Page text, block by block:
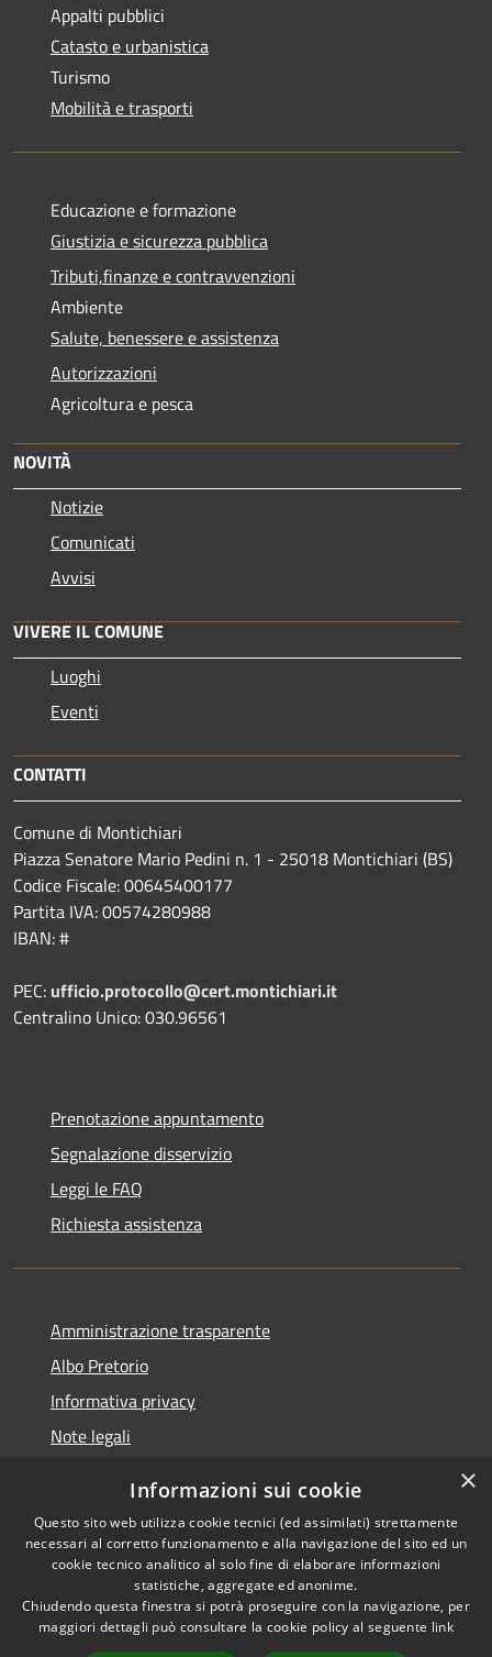
Appalti pubblici
Catasto e urbanistica
Turismo
Mobilità e trasporti
Educazione e formazione
Giustizia e sicurezza pubblica
Tributi,finanze e contravvenzioni
Ambiente
Salute, benessere e assistenza
Autorizzazioni
Agricoltura e pesca
NOVITÀ
Notizie
Comunicati
Avvisi
VIVERE IL COMUNE
Luoghi
Eventi
CONTATTI
Comune di Montichiari
Piazza Senatore Mario Pedini n. 1 - 25018 Montichiari (BS)
Codice Fiscale: 00645400177
Partita IVA: 00574280988
IBAN: #
PEC: ufficio.protocollo@cert.montichiari.it
Centralino Unico: 030.96561
Prenotazione appuntamento
Segnalazione disservizio
Leggi le FAQ
Richiesta assistenza
Amministrazione trasparente
Albo Pretorio
Informativa privacy
Note legali
Whisteblowing
RSS
Accessibilità
Copyright © 2026 • Comune di
×
Informazioni sui cookie
Questo sito web utilizza cookie tecnici (ed assimilati) strettamente
necessari al corretto funzionamento e alla navigazione del sito ed un
cookie tecnico analitico al solo fine di elaborare informazioni
statistiche, aggregate ed anonime.
Chiudendo questa finestra si potrà proseguire con la navigazione, per
maggiori dettagli può consultare la cookie policy al seguente link